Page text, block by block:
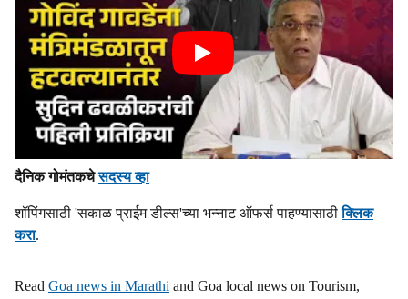
दैनिक गोमंतकचेसदस्य व्हा
शॉपिंगसाठी 'सकाळ प्राईम डील्स'च्या भन्नाट ऑफर्स पाहण्यासाठीक्लिक
करा.
Read Goa news in Marathi and Goa local news on Tourism,